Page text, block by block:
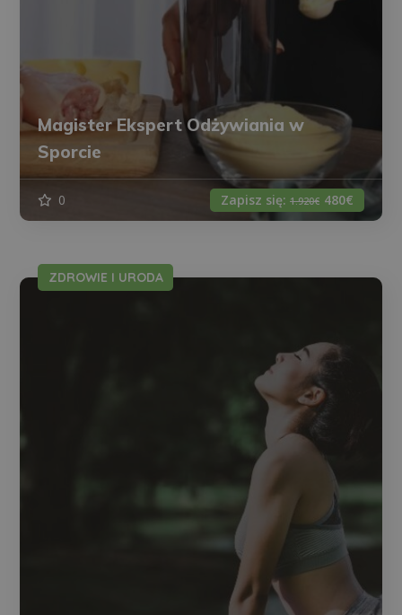
Magister Ekspert Odżywiania w
Sporcie
0 Zapisz się: 1.920€ 480€
ZDROWIE I URODA